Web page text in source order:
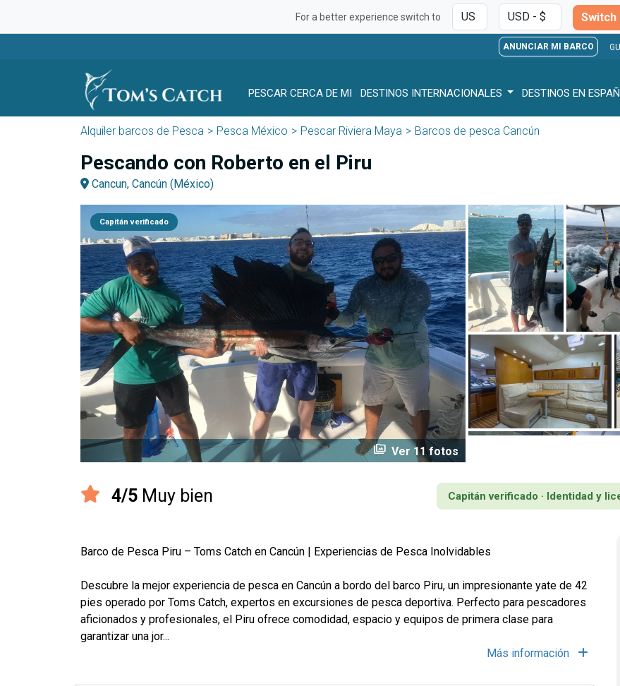
For a better experience switch to Switch
ANUNCIAR MI BARCO
PESCAR CERCA DE MI DESTINOS INTERNACIONALES DESTINOS EN
Alquiler barcos de Pesca Pesca México Pescar Riviera Maya Barcos de pesca Cancún
Pescando con Roberto en el Piru
Cancun, Cancún (México)
Capitán verificado
perm_media Ver 11 fotos
4/5 Muy bien Capitán verificado · Identidad y
Barco de Pesca Piru – Toms Catch en Cancún | Experiencias de Pesca Inolvidables
Descubre la mejor experiencia de pesca en Cancún a bordo del barco Piru, un impresionante yate de 42
pies operado por Toms Catch, expertos en excursiones de pesca deportiva. Perfecto para pescadores
aficionados y profesionales, el Piru ofrece comodidad, espacio y equipos de primera clase para
garantizar una jor...
Más información